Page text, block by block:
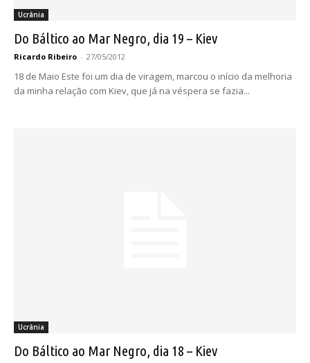
Ucrânia
Do Báltico ao Mar Negro, dia 19 – Kiev
Ricardo Ribeiro - 27/05/2012
18 de Maio Este foi um dia de viragem, marcou o início da melhoria
da minha relação com Kiev, que já na véspera se fazia...
Ucrânia
Do Báltico ao Mar Negro, dia 18 – Kiev